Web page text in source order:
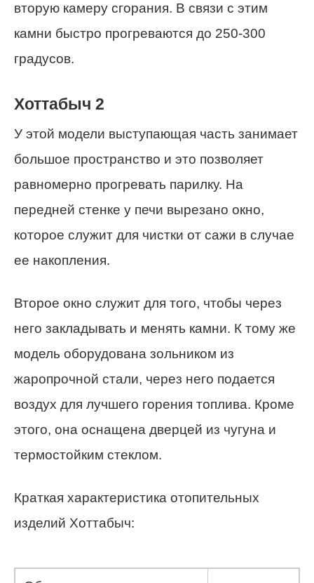
вторую камеру сгорания. В связи с этим
камни быстро прогреваются до 250-300
градусов.
Хоттабыч 2
У этой модели выступающая часть занимает
большое пространство и это позволяет
равномерно прогревать парилку. На
передней стенке у печи вырезано окно,
которое служит для чистки от сажи в случае
ее накопления.
Второе окно служит для того, чтобы через
него закладывать и менять камни. К тому же
модель оборудована зольником из
жаропрочной стали, через него подается
воздух для лучшего горения топлива. Кроме
этого, она оснащена дверцей из чугуна и
термостойким стеклом.
Краткая характеристика отопительных
изделий Хоттабыч: